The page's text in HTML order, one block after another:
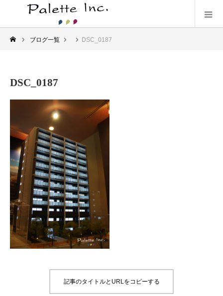
ブログ一覧 DSC_0187
DSC_0187
記事のタイトルとURLをコピーする